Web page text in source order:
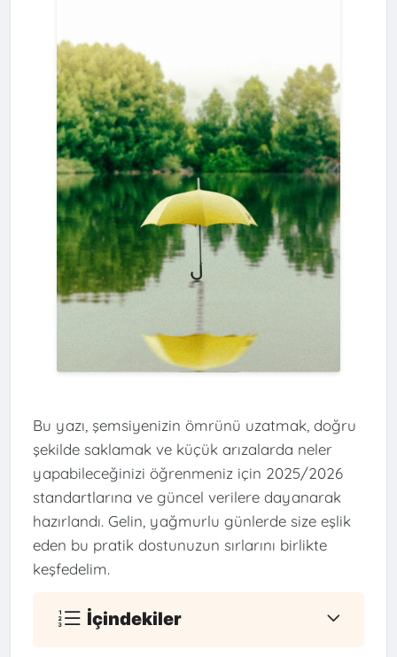
Bu yazı, şemsiyenizin ömrünü uzatmak, doğru
şekilde saklamak ve küçük arızalarda neler
yapabileceğinizi öğrenmeniz için 2025/2026
standartlarına ve güncel verilere dayanarak
hazırlandı. Gelin, yağmurlu günlerde size eşlik
eden bu pratik dostunuzun sırlarını birlikte
keşfedelim.
İçindekiler